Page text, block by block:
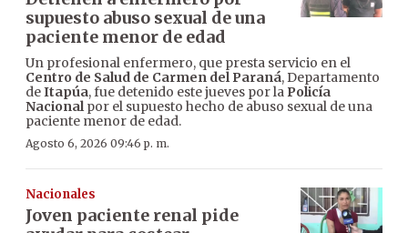
supuesto abuso sexual de una
paciente menor de edad
Un profesional enfermero, que presta servicio en el
Centro de Salud de Carmen del Paraná, Departamento
deItapúa, fue detenido este jueves por la Policía
Nacionalpor el supuesto hecho de abuso sexual de una
paciente menor de edad.
Agosto 6, 2026 09:46 p. m.
Nacionales
Joven paciente renal pide